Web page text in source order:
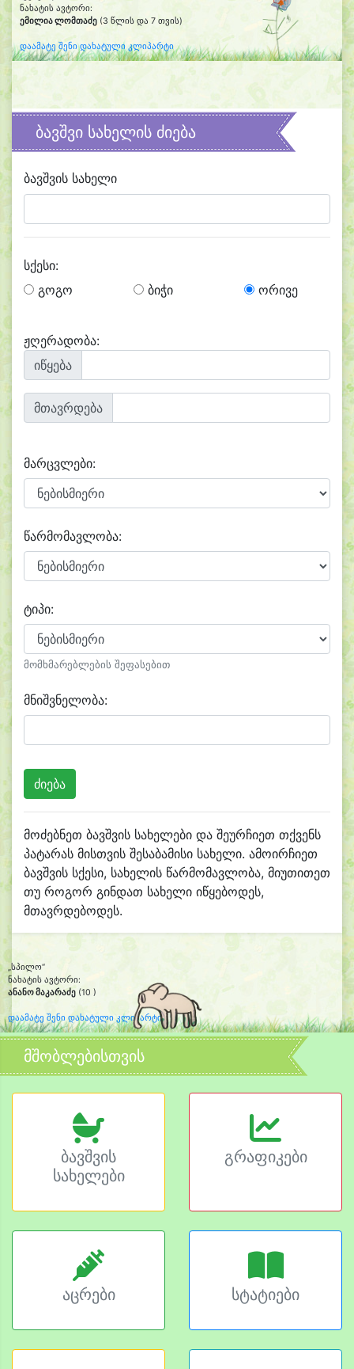
ნახატის ავტორი:
ემილია ლომთაძე (3 წლის და 7 თვის)
დაამატე შენი დახატული კლიპარტი
ბავშვი სახელის ძიება
ბავშვის სახელი
სქესი:
გოგო
ბიჭი ორივე
ჟღერადობა:
იწყება
მთავრდება
მარცვლები:
წარმომავლობა:
ტიპი:
მომხმარებლების შეფასებით
მნიშვნელობა:
მოძებნეთ ბავშვის სახელები და შეურჩიეთ თქვენს
პატარას მისთვის შესაბამისი სახელი. ამოირჩიეთ
ბავშვის სქესი, სახელის წარმომავლობა, მიუთითეთ
თუ როგორ გინდათ სახელი იწყებოდეს,
მთავრდებოდეს.
„სპილო“
ნახატის ავტორი:
ანანო მაკარაძე (10 )
დაამატე შენი დახატული კლიპარტი
მშობლებისთვის
ბავშვის
სახელები
გრაფიკები
აცრები სტატიები